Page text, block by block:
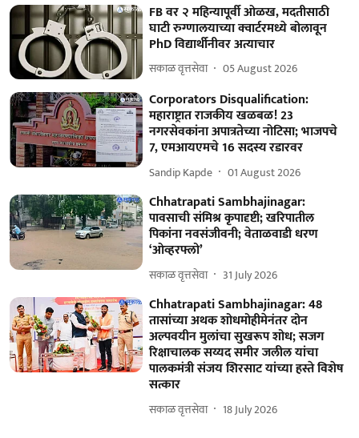
FB वर २ महिन्यापूर्वी ओळख, मदतीसाठी
घाटी रुग्णालयाच्या क्वार्टरमध्ये बोलावून
PhD विद्यार्थीनीवर अत्याचार
सकाळ वृत्तसेवा 05 August 2026
Corporators Disqualification:
महाराष्ट्रात राजकीय खळबळ! 23
नगरसेवकांना अपात्रतेच्या नोटिसा; भाजपचे
7, एमआयएमचे 16 सदस्य रडारवर
Sandip Kapde 01 August 2026
Chhatrapati Sambhajinagar:
पावसाची संमिश्र कृपादृष्टी; खरिपातील
पिकांना नवसंजीवनी; वेताळवाडी धरण
‘ओव्हरफ्लो’
सकाळ वृत्तसेवा 31 July 2026
Chhatrapati Sambhajinagar: 48
तासांच्या अथक शोधमोहीमेनंतर दोन
अल्पवयीन मुलांचा सुखरूप शोध; सजग
रिक्षाचालक सय्यद समीर जलील यांचा
पालकमंत्री संजय शिरसाट यांच्या हस्ते विशेष
सत्कार
सकाळ वृत्तसेवा 18 July 2026